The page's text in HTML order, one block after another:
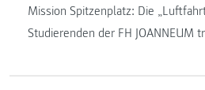
Mission Spitzenplatz: Die
Studierenden der FH JOANNEUM